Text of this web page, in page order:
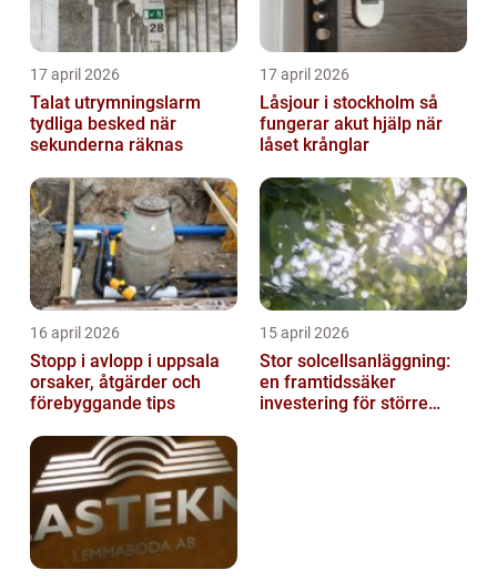
17 april 2026
Talat utrymningslarm
tydliga besked när
sekunderna räknas
17 april 2026
Låsjour i stockholm så
fungerar akut hjälp när
låset krånglar
16 april 2026
Stopp i avlopp i uppsala
orsaker, åtgärder och
förebyggande tips
15 april 2026
Stor solcellsanläggning:
en framtidssäker
investering för större